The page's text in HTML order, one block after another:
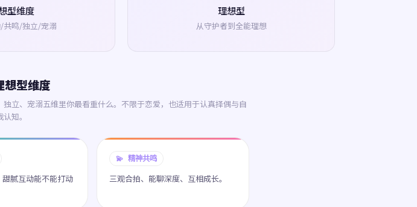
型维度
共鸣/独立/宠溺
理想型
从守护者到全能理想
想型维度
立、宠溺五维里你最看重什么。不限于恋爱，也适用于认真择偶与自
认知。
腻互动能不能打动
💫 精神共鸣
三观合拍、能聊深度、互相成长。